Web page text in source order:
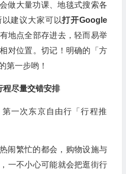
做大量功课、地毯式搜索各
建议大家可以打开Google
有地点全部存进去，轻而易举
对位置。切记！明确的「方
第一步哟！
程尽量交错安排
闹繁忙的都会，购物设施与
一不小心可能就会把逛街行